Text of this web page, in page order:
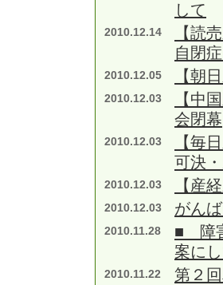
して
2010.12.14
【読
自閉
2010.12.05 【朝
2010.12.03
【中
会閉幕
2010.12.03
【毎
可決
2010.12.03 【産
2010.12.03 がん
2010.11.28
■ 障
案に
2010.11.22 第２